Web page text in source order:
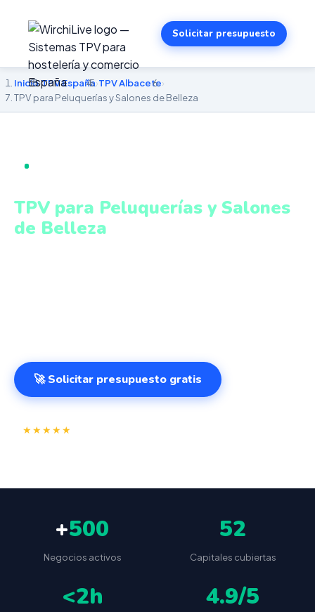
Solicitar presupuesto
Inicio›TPV España›TPV Albacete›
TPV para Peluquerías y Salones de Belleza
TPV para Peluquerías y Salones
de Belleza
🚀 Solicitar presupuesto gratis
★★★★★
+500
Negocios activos
52
Capitales cubiertas
<2h 4.9/5